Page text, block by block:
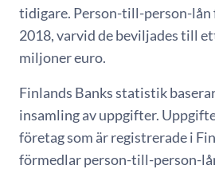
tidigare. Person-till-person-lån
2018, varvid de beviljades till
miljoner euro.
Finlands Banks statistik
insamling av uppgifter.
företag som är registrerade i
förmedlar person-till-person-